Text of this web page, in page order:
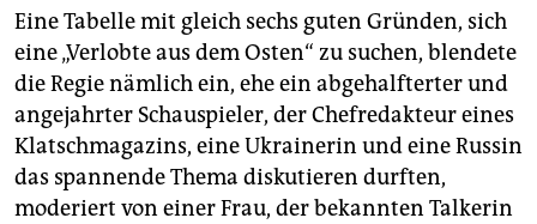
Eine Tabelle mit gleich sechs guten Gründen, sich
eine „Verlobte aus dem Osten“ zu suchen, blendete
die Regie nämlich ein, ehe ein abgehalfterter und
angejahrter Schauspieler, der Chefredakteur eines
Klatschmagazins, eine Ukrainerin und eine Russin
das spannende Thema diskutieren durften,
moderiert von einer Frau, der bekannten Talkerin